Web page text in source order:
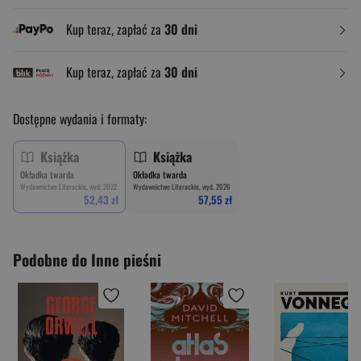
Kup teraz, zapłać za 30 dni
Kup teraz, zapłać za 30 dni
Dostępne wydania i formaty:
Książka
Okładka twarda
Wydawnictwo Literackie, wyd. 2022
52,43 zł
Książka
Okładka twarda
Wydawnictwo Literackie, wyd. 2026
57,55 zł
Podobne do Inne pieśni